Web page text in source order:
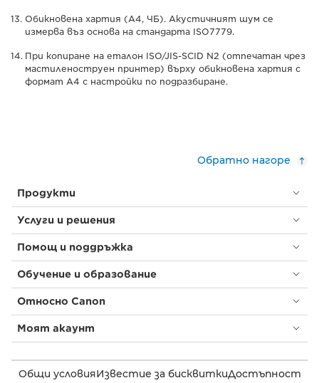
Обикновена хартия (A4, ЧБ). Акустичният шум се
измерва въз основа на стандарта ISO7779.
При копиране на еталон ISO/JIS-SCID N2 (отпечатан чрез
мастиленоструен принтер) върху обикновена хартия с
формат А4 с настройки по подразбиране.
Обратно нагоре
Продукти
Услуги и решения
Помощ и поддръжка
Обучение и образование
Относно Canon
Моят акаунт
Общи условияИзвестие за бисквиткиДостъпност